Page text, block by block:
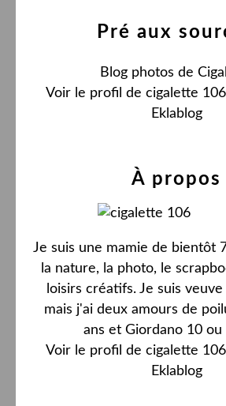
Pré aux
Blog photos de
Voir le profil de cigalette 106
Eklablog
À propos
Je suis une mamie de bientôt
la nature, la photo, le
loisirs créatifs. Je suis
mais j'ai deux amours de
ans et Giordano 10 ou
Voir le profil de cigalette 106
Eklablog